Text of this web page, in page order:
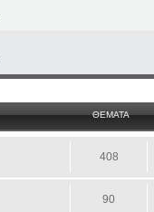
ΘΕΜΑΤΑ
408
90